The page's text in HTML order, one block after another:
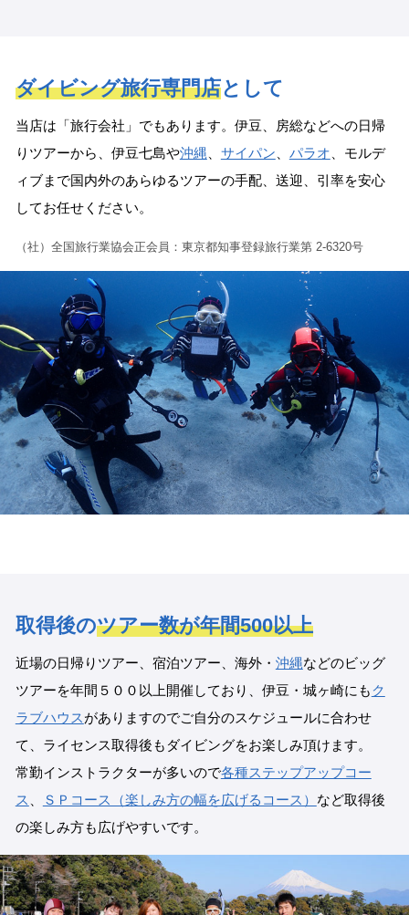
ダイビング旅行専門店として
当店は「旅行会社」でもあります。伊豆、房総などへの日帰
りツアーから、伊豆七島や沖縄 サイパン パラオ 、モルデ
ィブまで国内外のあらゆるツアーの手配、送迎、引率を安心
してお任せください。
（社）全国旅行業協会正会員：東京都知事登録旅行業第 2-6320号
取得後のツアー数が年間500以上
近場の日帰りツアー、宿泊ツアー、海外・ 沖縄などのビッグ
ツアーを年間５００以上開催しており、伊豆・城ヶ崎にも ク
ラブハウスがありますのでご自分のスケジュールに合わせ
て、ライセンス取得後もダイビングをお楽しみ頂けます。
常勤インストラクターが多いので各種ステップアップコー
ス
ＳＰコース（楽しみ方の幅を広げるコース） など取得後
の楽しみ方も広げやすいです。